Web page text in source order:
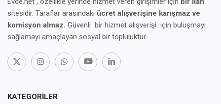
sitesidir. Taraflar arasındaki ücret alışverişine karışmaz ve
komisyon almaz. Güvenli bir hizmet alışverişi için buluşmayı
sağlamayı amaçlayan sosyal bir topluluktur.
KATEGORILER